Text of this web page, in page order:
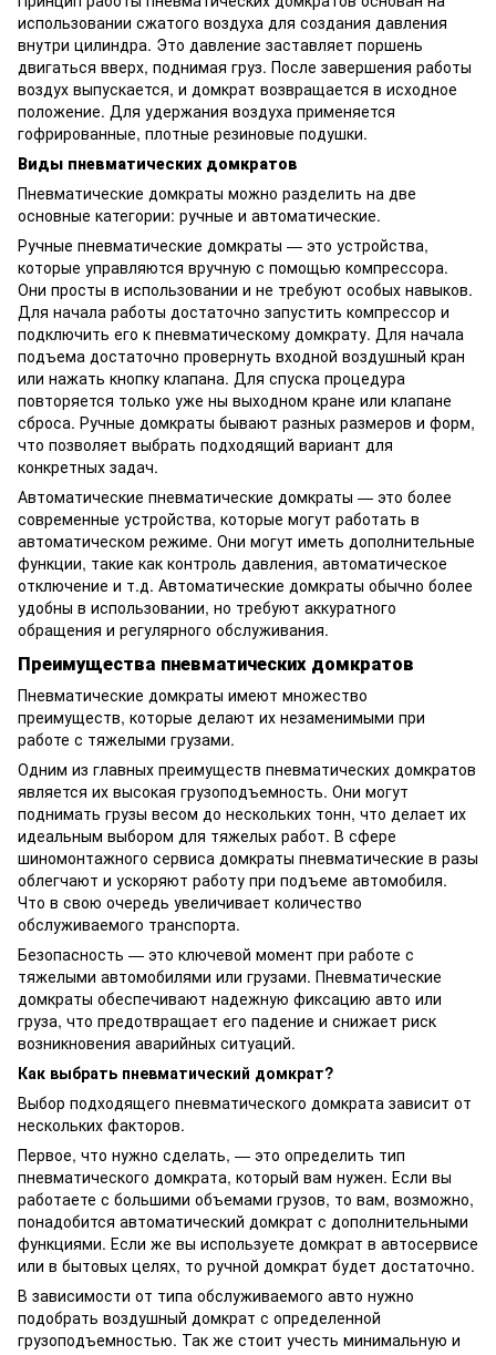
использовании сжатого воздуха для создания давления
внутри цилиндра. Это давление заставляет поршень
двигаться вверх, поднимая груз. После завершения работы
воздух выпускается, и домкрат возвращается в исходное
положение. Для удержания воздуха применяется
гофрированные, плотные резиновые подушки.
Виды пневматических домкратов
Пневматические домкраты можно разделить на две
основные категории: ручные и автоматические.
Ручные пневматические домкраты — это устройства,
которые управляются вручную с помощью компрессора.
Они просты в использовании и не требуют особых навыков.
Для начала работы достаточно запустить компрессор и
подключить его к пневматическому домкрату. Для начала
подъема достаточно провернуть входной воздушный кран
или нажать кнопку клапана. Для спуска процедура
повторяется только уже ны выходном кране или клапане
сброса. Ручные домкраты бывают разных размеров и форм,
что позволяет выбрать подходящий вариант для
конкретных задач.
Автоматические пневматические домкраты — это более
современные устройства, которые могут работать в
автоматическом режиме. Они могут иметь дополнительные
функции, такие как контроль давления, автоматическое
отключение и т.д. Автоматические домкраты обычно более
удобны в использовании, но требуют аккуратного
обращения и регулярного обслуживания.
Преимущества пневматических домкратов
Пневматические домкраты имеют множество
преимуществ, которые делают их незаменимыми при
работе с тяжелыми грузами.
Одним из главных преимуществ пневматических домкратов
является их высокая грузоподъемность. Они могут
поднимать грузы весом до нескольких тонн, что делает их
идеальным выбором для тяжелых работ. В сфере
шиномонтажного сервиса домкраты пневматические в разы
облегчают и ускоряют работу при подъеме автомобиля.
Что в свою очередь увеличивает количество
обслуживаемого транспорта.
Безопасность — это ключевой момент при работе с
тяжелыми автомобилями или грузами. Пневматические
домкраты обеспечивают надежную фиксацию авто или
груза, что предотвращает его падение и снижает риск
возникновения аварийных ситуаций.
Как выбрать пневматический домкрат?
Выбор подходящего пневматического домкрата зависит от
нескольких факторов.
Первое, что нужно сделать, — это определить тип
пневматического домкрата, который вам нужен. Если вы
работаете с большими объемами грузов, то вам, возможно,
понадобится автоматический домкрат с дополнительными
функциями. Если же вы используете домкрат в автосервисе
или в бытовых целях, то ручной домкрат будет достаточно.
В зависимости от типа обслуживаемого авто нужно
подобрать воздушный домкрат с определенной
грузоподъемностью. Так же стоит учесть минимальную и